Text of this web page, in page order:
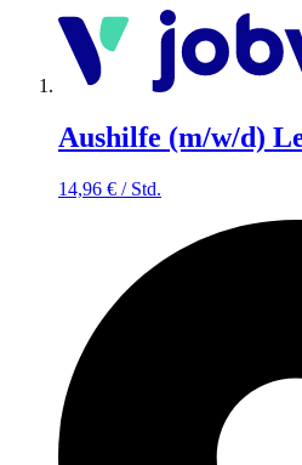
Aushilfe (m/w/d)
14,96 € / Std.